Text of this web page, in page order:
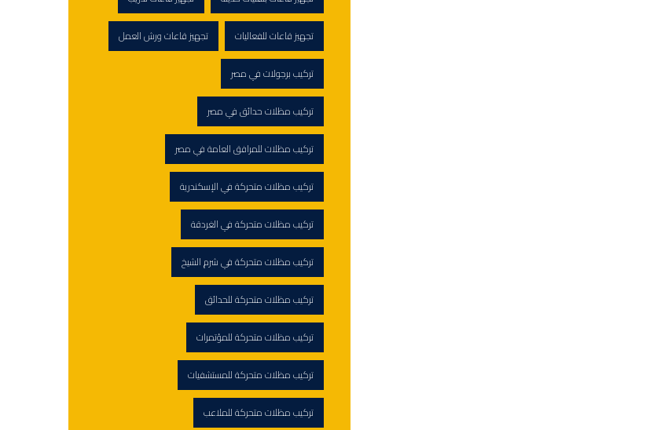
تجهيز قاعات للفعاليات تجهيز قاعات ورش العمل
تركيب برجولات في مصر
تركيب مظلات حدائق في مصر
تركيب مظلات للمرافق العامة في مصر
تركيب مظلات متحركة في الإسكندرية
تركيب مظلات متحركة في الغردقة
تركيب مظلات متحركة في شرم الشيخ
تركيب مظلات متحركة للحدائق
تركيب مظلات متحركة للمؤتمرات
تركيب مظلات متحركة للمستشفيات
تركيب مظلات متحركة للملاعب